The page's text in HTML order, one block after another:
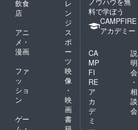
飲食
店
レ
ン
ジ
アニ
メ・
漫画
ス
ポ
ー
ツ
ファ
ッ
ショ
ン
映
像
・
映
画
ゲー
書
料で学ぼう
CAMPFIRE
アカデミー
CA
MP
FI
RE
ア
カ
デ
ミ
説
明
会
・
相
談
会